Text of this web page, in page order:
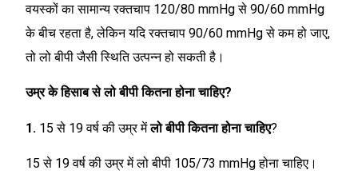
वयस्कों का सामान्य रक्तचाप 120/80 mmHg से 90/60 mmHg
के बीच रहता है, लेकिन यदि रक्तचाप 90/60 mmHg से कम हो जाए,
तो लो बीपी जैसी स्थिति उत्पन्न हो सकती है।
उम्र के हिसाब से लो बीपी कितना होना चाहिए?
1. 15 से 19 वर्ष की उम्र मेंलो बीपी कितना होना चाहिए?
15 से 19 वर्ष की उम्र में लो बीपी 105/73 mmHg होना चाहिए।